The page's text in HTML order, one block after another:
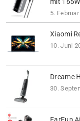
5.
Xiaomi
10. Juni
Dreame
30.